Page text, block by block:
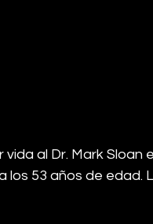
al Dr. Mark Sloan
los 53 años de edad.